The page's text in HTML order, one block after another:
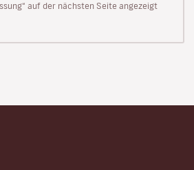
auf der nächsten Seite angezeigt